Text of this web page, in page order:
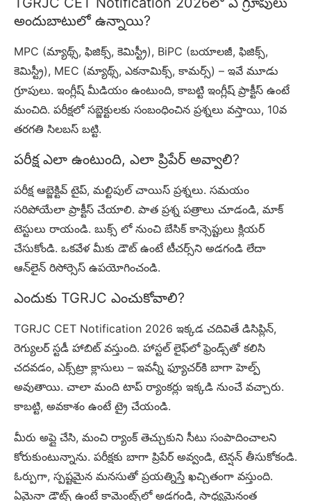
అందుబాటులో ఉన్నాయి?
MPC (మ్యాథ్స్, ఫిజిక్స్, కెమిస్ట్రీ), BiPC (బయాలజీ, ఫిజిక్స్,
కెమిస్ట్రీ), MEC (మ్యాథ్స్, ఎకనామిక్స్, కామర్స్) – ఇవే మూడు
గ్రూపులు. ఇంగ్లీష్ మీడియం ఉంటుంది, కాబట్టి ఇంగ్లీష్ ప్రాక్టీస్ ఉంటే
మంచిది. పరీక్షలో సబ్జెక్టులకు సంబంధించిన ప్రశ్నలు వస్తాయి, 10వ
తరగతి సిలబస్ బట్టి.
పరీక్ష ఎలా ఉంటుంది, ఎలా ప్రిపేర్ అవ్వాలి?
పరీక్ష ఆబ్జెక్టివ్ టైప్, మల్టిపుల్ చాయిస్ ప్రశ్నలు. సమయం
సరిపోయేలా ప్రాక్టీస్ చేయాలి. పాత ప్రశ్న పత్రాలు చూడండి, మాక్
టెస్టులు రాయండి. బుక్స్ లో నుంచి బేసిక్ కాన్సెప్టులు క్లియర్
చేసుకోండి. ఒకవేళ మీకు డౌట్ ఉంటే టీచర్స్‌ని అడగండి లేదా
ఆన్‌లైన్ రిసోర్సెస్ ఉపయోగించండి.
ఎందుకు TGRJC ఎంచుకోవాలి?
TGRJC CET Notification 2026 ఇక్కడ చదివితే డిసిప్లిన్,
రెగ్యులర్ స్టడీ హాబిట్ వస్తుంది. హాస్టల్ లైఫ్‌లో ఫ్రెండ్స్‌తో కలిసి
చదవడం, ఎక్స్‌ట్రా క్లాసులు – ఇవన్నీ ఫ్యూచర్‌కి బాగా హెల్ప్
అవుతాయి. చాలా మంది టాప్ ర్యాంకర్లు ఇక్కడి నుంచే వచ్చారు.
కాబట్టి, అవకాశం ఉంటే ట్రై చేయండి.
మీరు అప్లై చేసి, మంచి ర్యాంక్ తెచ్చుకుని సీటు సంపాదించాలని
కోరుకుంటున్నాను. పరీక్షకు బాగా ప్రిపేర్ అవ్వండి, టెన్షన్ తీసుకోకండి.
ఓర్పుగా, స్పష్టమైన మనసుతో ప్రయత్నిస్తే ఖచ్చితంగా వస్తుంది.
ఏమైనా డౌట్స్ ఉంటే కామెంట్స్‌లో అడగండి, సాధ్యమైనంత